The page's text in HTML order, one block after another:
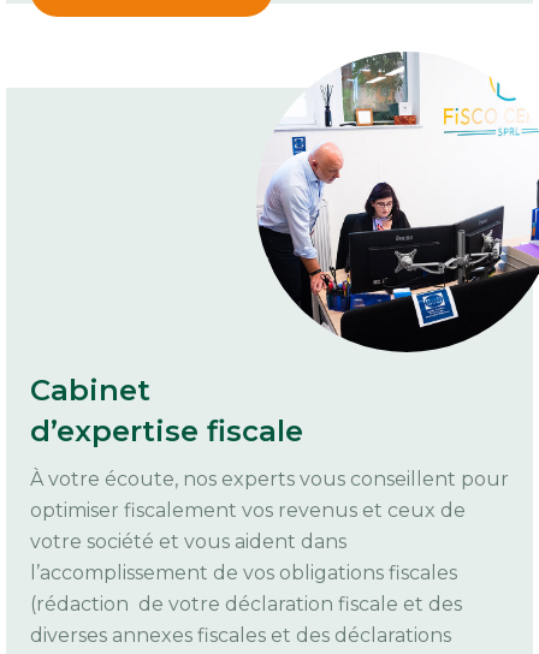
Cabinet
d’expertise fiscale
À votre écoute, nos experts vous conseillent pour
optimiser fiscalement vos revenus et ceux de
votre société et vous aident dans
l’accomplissement de vos obligations fiscales
(rédaction de votre déclaration fiscale et des
diverses annexes fiscales et des déclarations